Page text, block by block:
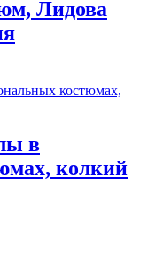
Лидова
в
колкий